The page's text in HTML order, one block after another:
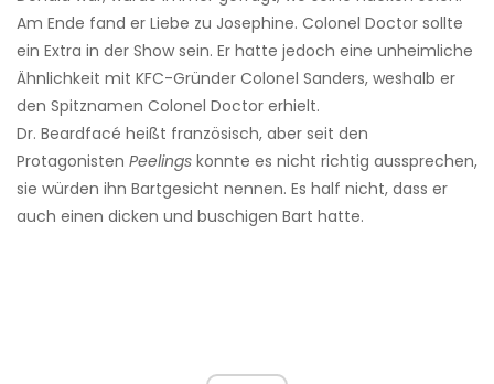
Am Ende fand er Liebe zu Josephine. Colonel Doctor sollte
ein Extra in der Show sein. Er hatte jedoch eine unheimliche
Ähnlichkeit mit KFC-Gründer Colonel Sanders, weshalb er
den Spitznamen Colonel Doctor erhielt.
Dr. Beardfacé heißt französisch, aber seit den
Protagonisten Peelings konnte es nicht richtig aussprechen,
sie würden ihn Bartgesicht nennen. Es half nicht, dass er
auch einen dicken und buschigen Bart hatte.